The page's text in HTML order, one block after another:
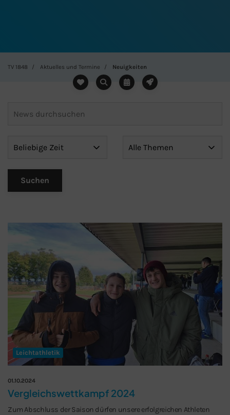
TV 1848 Aktuelles und Termine Neuigkeiten
Leichtathletik
01.10.2024
Vergleichswettkampf 2024
Zum Abschluss der Saison dürfen unsere erfolgreichen Athleten